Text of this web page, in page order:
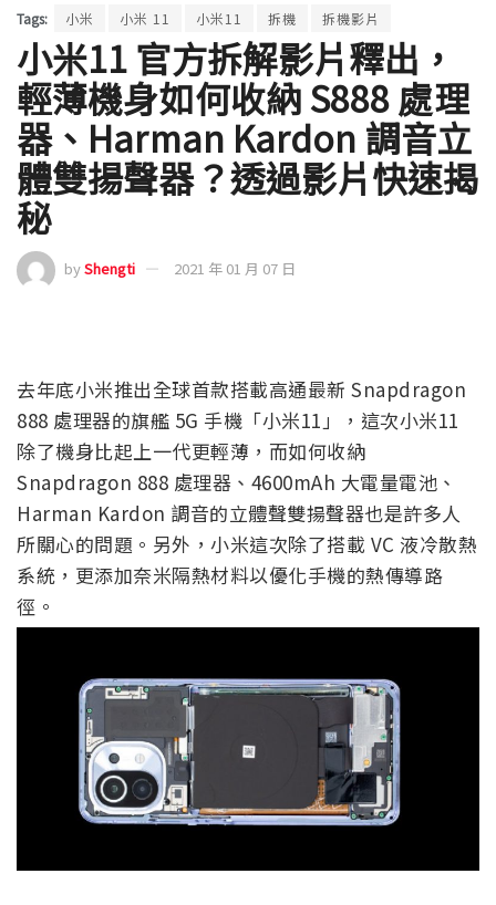
Tags: 小米 小米 11 小米11 拆機 拆機影片
小米11 官方拆解影片釋出，
輕薄機身如何收納 S888 處理
器、Harman Kardon 調音立
體雙揚聲器？透過影片快速揭
秘
byShengti 2021 年 01 月 07 日
去年底小米推出全球首款搭載高通最新 Snapdragon
888 處理器的旗艦 5G 手機「小米11」，這次小米11
除了機身比起上一代更輕薄，而如何收納
Snapdragon 888 處理器、4600mAh 大電量電池、
Harman Kardon 調音的立體聲雙揚聲器也是許多人
所關心的問題。另外，小米這次除了搭載 VC 液冷散熱
系統，更添加奈米隔熱材料以優化手機的熱傳導路
徑。